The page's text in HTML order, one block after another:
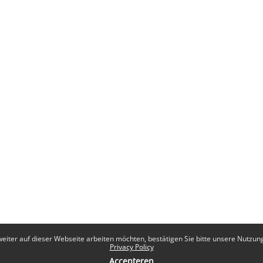
auf dieser Webseite arbeiten möchten, bestätigen Sie bitte unsere
Privacy Policy